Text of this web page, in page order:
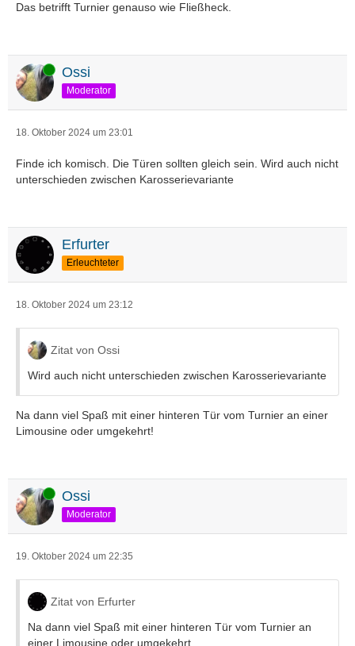
Das betrifft Turnier genauso wie Fließheck.
Online Ossi
Moderator
18. Oktober 2024 um 23:01
Finde ich komisch. Die Türen sollten gleich sein. Wird auch nicht
unterschieden zwischen Karosserievariante
Erfurter
Erleuchteter
18. Oktober 2024 um 23:12
Zitat von Ossi
Wird auch nicht unterschieden zwischen Karosserievariante
Na dann viel Spaß mit einer hinteren Tür vom Turnier an einer
Limousine oder umgekehrt!
Online Ossi
Moderator
19. Oktober 2024 um 22:35
Zitat von Erfurter
Na dann viel Spaß mit einer hinteren Tür vom Turnier an
einer Limousine oder umgekehrt